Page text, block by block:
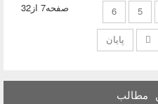
صفحه7 از32 5
6
پایان
مطالب